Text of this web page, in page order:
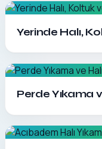
Yerinde Halı,
Perde Yıkama